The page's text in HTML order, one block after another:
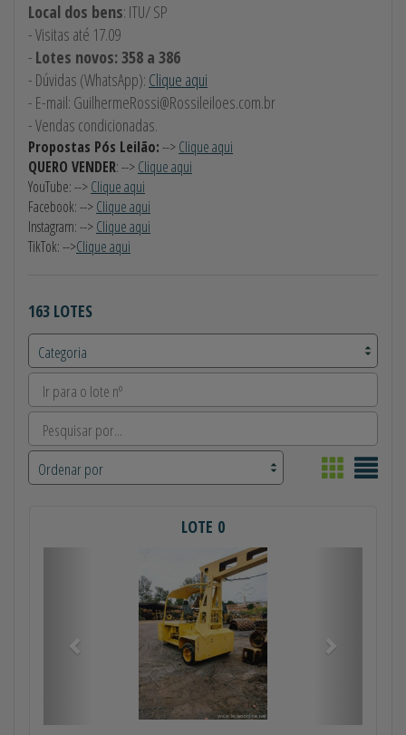
Local dos bens: ITU/ SP
- Visitas até 17.09
- Lotes novos: 358 a 386
- Dúvidas (WhatsApp): Clique aqui
- E-mail: GuilhermeRossi@Rossileiloes.com.br
- Vendas condicionadas.
Propostas Pós Leilão:-->Clique aqui
QUERO VENDER: -->Clique aqui
YouTube: -->Clique aqui
Facebook: -->Clique aqui
Instagram: -->Clique aqui
TikTok: -->Clique aqui
163 LOTES
LOTE 0